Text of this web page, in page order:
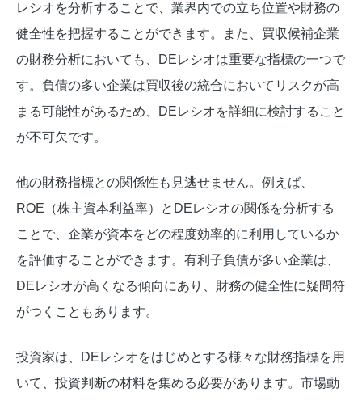
レシオを分析することで、業界内での立ち位置や財務の
健全性を把握することができます。また、買収候補企業
の財務分析においても、DEレシオは重要な指標の一つで
す。負債の多い企業は買収後の統合においてリスクが高
まる可能性があるため、DEレシオを詳細に検討すること
が不可欠です。
他の財務指標との関係性も見逃せません。例えば、
ROE（株主資本利益率）とDEレシオの関係を分析する
ことで、企業が資本をどの程度効率的に利用しているか
を評価することができます。有利子負債が多い企業は、
DEレシオが高くなる傾向にあり、財務の健全性に疑問符
がつくこともあります。
投資家は、DEレシオをはじめとする様々な財務指標を用
いて、投資判断の材料を集める必要があります。市場動